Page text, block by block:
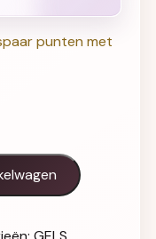
punten met